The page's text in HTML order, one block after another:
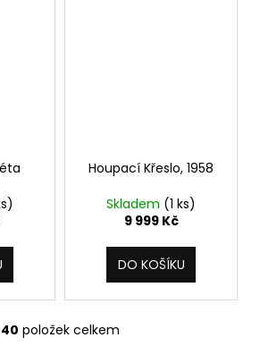
Houpací Křeslo, 1958
Skladem (1 ks)
9 999 Kč
DO KOŠÍKU
O
40 položek celkem